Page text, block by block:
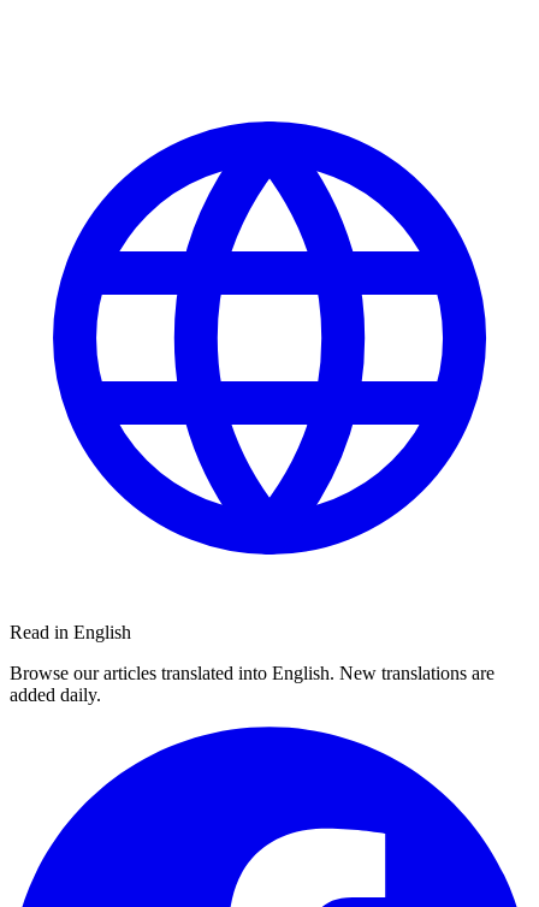
Read in English
Browse our articles translated into English. New translations are
added daily.